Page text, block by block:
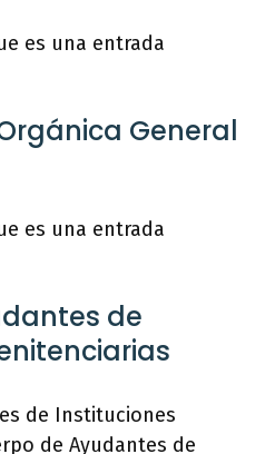
es una entrada
General
es una entrada
de
de Instituciones
de Ayudantes de